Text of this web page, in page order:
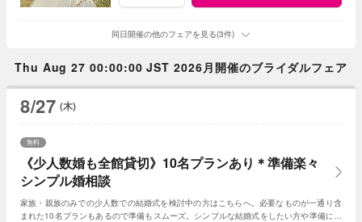
同日開催の他のフェアを見る(3件)
Thu Aug 27 00:00:00 JST 2026月開催のブライダルフェア
8/27 (木)
《少人数婚も全館貸切》10名プランあり＊準備楽々
シンプル婚相談
無料
家族・親族のみでの少人数での結婚式を検討中の方はこちらへ。必要なものが一通り含
まれた10名プランもあるので準備もスムーズ。シンプルな結婚式をしたい方や準備に時